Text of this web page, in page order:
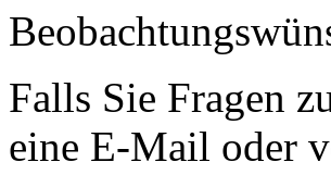
Falls Sie Fragen
eine E-Mail oder